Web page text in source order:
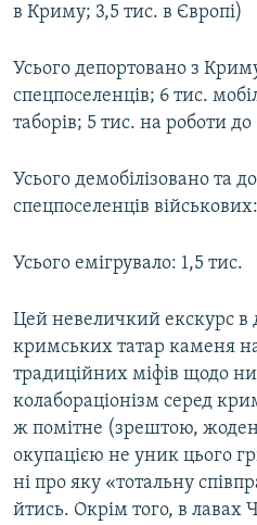
в Криму; 3,5 тис. в Європі)
Усього депортовано з
спецпоселенців; 6 тис.
таборів; 5 тис. на роботи
Усього демобілізовано та
спецпоселенців
Усього емігрувало: 1,5 тис.
Цей невеличкий екскурс в
кримських татар каменя
традиційних міфів щодо
колабораціонізм серед
ж помітне (зрештою,
окупацією не уник цього
ні про яку «тотальну
йтись. Окрім того, в лавах